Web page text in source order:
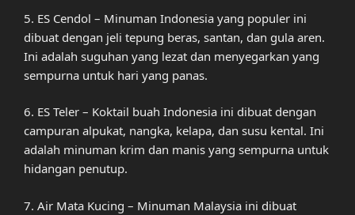
5. ES Cendol – Minuman Indonesia yang populer ini
dibuat dengan jeli tepung beras, santan, dan gula aren.
Ini adalah suguhan yang lezat dan menyegarkan yang
sempurna untuk hari yang panas.
6. ES Teler – Koktail buah Indonesia ini dibuat dengan
campuran alpukat, nangka, kelapa, dan susu kental. Ini
adalah minuman krim dan manis yang sempurna untuk
hidangan penutup.
7. Air Mata Kucing – Minuman Malaysia ini dibuat